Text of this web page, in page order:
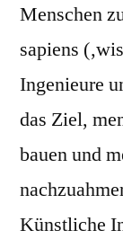
Menschen
sapiens
Ingenieure
das Ziel,
bauen und
Künstliche